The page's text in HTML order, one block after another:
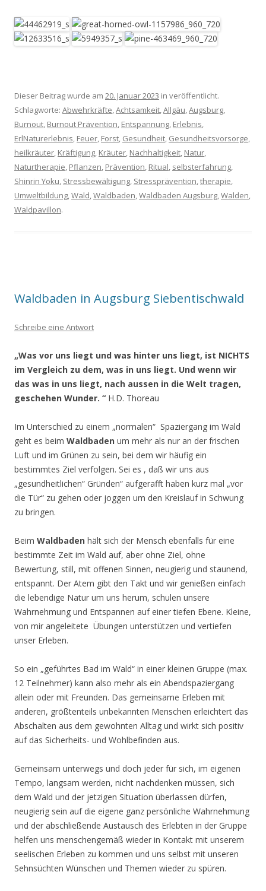
Dieser Beitrag wurde am 20. Januar 2023 in veröffentlicht.
Schlagworte: Abwehrkräfte,Achtsamkeit,Allgäu,Augsburg,
Burnout, Burnout Prävention, Entspannung, Erlebnis,
ErlNaturerlebnis, Feuer, Forst, Gesundheit, Gesundheitsvorsorge,
heilkräuter, Kräftigung, Kräuter, Nachhaltigkeit, Natur,
Naturtherapie, Pflanzen, Prävention, Ritual, selbsterfahrung,
Shinrin Yoku, Stressbewältigung, Stressprävention,therapie,
Umweltbildung,Wald,Waldbaden,Waldbaden Augsburg,Walden,
Waldpavillon.
Waldbaden in Augsburg Siebentischwald
Schreibe eine Antwort
„Was vor uns liegt und was hinter uns liegt, ist NICHTS
im Vergleich zu dem, was in uns liegt. Und wenn wir
das was in uns liegt, nach aussen in die Welt tragen,
geschehen Wunder. “ H.D. Thoreau
Im Unterschied zu einem „normalen“ Spaziergang im Wald
geht es beim Waldbaden um mehr als nur an der frischen
Luft und im Grünen zu sein, bei dem wir häufig ein
bestimmtes Ziel verfolgen. Sei es , daß wir uns aus
„gesundheitlichen“ Gründen“ aufgerafft haben kurz mal „vor
die Tür“ zu gehen oder joggen um den Kreislauf in Schwung
zu bringen.
Beim Waldbaden hält sich der Mensch ebenfalls für eine
bestimmte Zeit im Wald auf, aber ohne Ziel, ohne
Bewertung, still, mit offenen Sinnen, neugierig und staunend,
entspannt. Der Atem gibt den Takt und wir genießen einfach
die lebendige Natur um uns herum, schulen unsere
Wahrnehmung und Entspannen auf einer tiefen Ebene. Kleine,
von mir angeleitete Übungen unterstützen und vertiefen
unser Erleben.
So ein „geführtes Bad im Wald“ in einer kleinen Gruppe (max.
12 Teilnehmer) kann also mehr als ein Abendspaziergang
allein oder mit Freunden. Das gemeinsame Erleben mit
anderen, größtenteils unbekannten Menschen erleichtert das
Abschalten aus dem gewohnten Alltag und wirkt sich positiv
auf das Sicherheits- und Wohlbefinden aus.
Gemeinsam unterwegs und doch jeder für sich, im eigenen
Tempo, langsam werden, nicht nachdenken müssen, sich
dem Wald und der jetzigen Situation überlassen dürfen,
neugierig sein auf die eigene ganz persönliche Wahrnehmung
und der abschließende Austausch des Erlebten in der Gruppe
helfen uns menschengemäß wieder in Kontakt mit unserem
seelischen Erleben zu kommen und uns selbst mit unseren
Sehnsüchten Wünschen und Themen wieder zu spüren.